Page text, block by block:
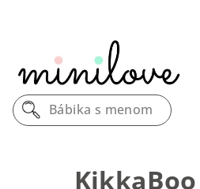
Bábika s menom